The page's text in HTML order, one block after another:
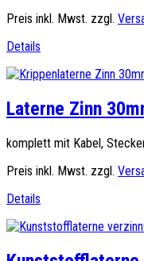
Preis inkl. Mwst. zzgl.
Details
Laterne Zinn
komplett mit Kabel,
Preis inkl. Mwst. zzgl.
Details